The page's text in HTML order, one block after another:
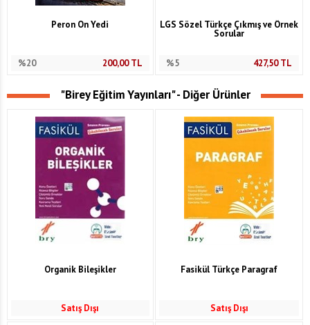
Peron On Yedi
%20 200,00TL
LGS Sözel Türkçe Çıkmış ve Örnek
Sorular
%5 427,50TL
"Birey Eğitim Yayınları" - Diğer Ürünler
Organik Bileşikler
Satış Dışı
Fasikül Türkçe Paragraf
Satış Dışı